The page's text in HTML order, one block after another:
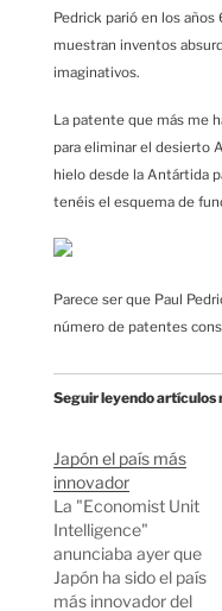
Pedrick parió en los
muestran inventos
imaginativos.
La patente que más me
para eliminar el desierto
hielo desde la Antártida
tenéis el esquema de
Parece ser que Paul
número de patentes
Seguir leyendo artículos
Japón el país más
innovador
La "Economist Unit
Intelligence"
anunciaba ayer que
Japón ha sido el país
más innovador del